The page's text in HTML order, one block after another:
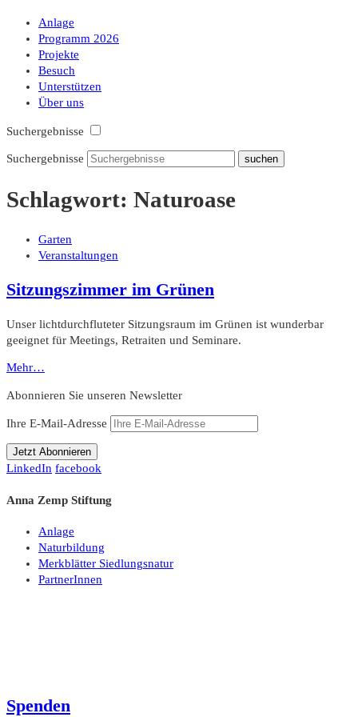
Anlage
Programm 2026
Projekte
Besuch
Unterstützen
Über uns
Suchergebnisse
Suchergebnisse
Schlagwort: Naturoase
Garten
Veranstaltungen
Sitzungszimmer im Grünen
Unser lichtdurchfluteter Sitzungsraum im Grünen ist wunderbar
geeignet für Meetings, Retraiten und Seminare.
Mehr…
Abonnieren Sie unseren Newsletter
Ihre E-Mail-Adresse
LinkedIn facebook
Anna Zemp Stiftung
Anlage
Naturbildung
Merkblätter Siedlungsnatur
PartnerInnen
Spenden